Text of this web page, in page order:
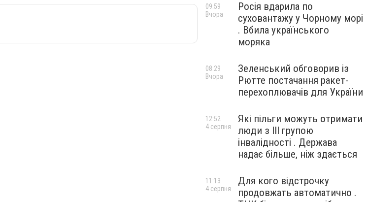
Росія вдарила по
суховантажу у Чорному морі
. Вбила українського
моряка
09:59
Вчора
Зеленський обговорив із
Рютте постачання ракет-
перехоплювачів для України
08:29
Вчора
Які пільги можуть отримати
люди з III групою
інвалідності . Держава
надає більше, ніж здається
12:52
4 серпня
Для кого відстрочку
продовжать автоматично .
11:13
4 серпня